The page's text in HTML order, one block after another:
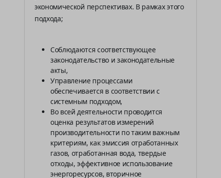
экономической перспективах. В рамках этого
подхода;
Соблюдаются соответствующее
законодательство и законодательные
акты,
Управление процессами
обеспечивается в соответствии с
системным подходом,
Во всей деятельности проводится
оценка результатов измерений
производительности по таким важным
критериям, как эмиссия отработанных
газов, отработанная вода, твердые
отходы, эффективное использование
энергоресурсов, вторичное